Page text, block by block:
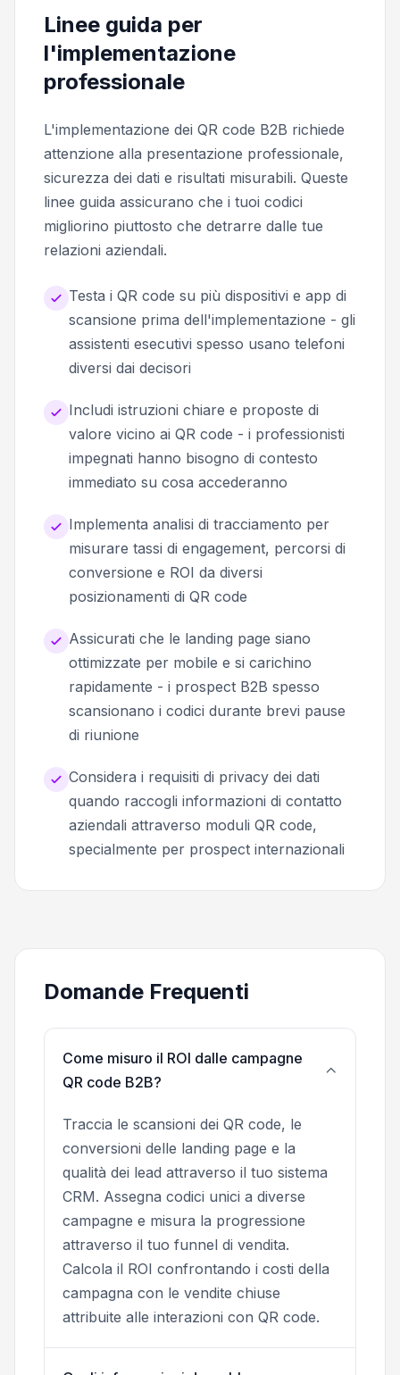
Linee guida per
l'implementazione
professionale
L'implementazione dei QR code B2B richiede
attenzione alla presentazione professionale,
sicurezza dei dati e risultati misurabili. Queste
linee guida assicurano che i tuoi codici
migliorino piuttosto che detrarre dalle tue
relazioni aziendali.
Testa i QR code su più dispositivi e app di
scansione prima dell'implementazione - gli
assistenti esecutivi spesso usano telefoni
diversi dai decisori
Includi istruzioni chiare e proposte di
valore vicino ai QR code - i professionisti
impegnati hanno bisogno di contesto
immediato su cosa accederanno
Implementa analisi di tracciamento per
misurare tassi di engagement, percorsi di
conversione e ROI da diversi
posizionamenti di QR code
Assicurati che le landing page siano
ottimizzate per mobile e si carichino
rapidamente - i prospect B2B spesso
scansionano i codici durante brevi pause
di riunione
Considera i requisiti di privacy dei dati
quando raccogli informazioni di contatto
aziendali attraverso moduli QR code,
specialmente per prospect internazionali
Domande Frequenti
Come misuro il ROI dalle campagne
QR code B2B?
Traccia le scansioni dei QR code, le
conversioni delle landing page e la
qualità dei lead attraverso il tuo sistema
CRM. Assegna codici unici a diverse
campagne e misura la progressione
attraverso il tuo funnel di vendita.
Calcola il ROI confrontando i costi della
campagna con le vendite chiuse
attribuite alle interazioni con QR code.